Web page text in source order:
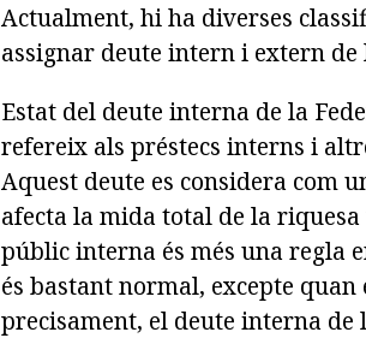
Actualment, hi ha diverses
assignar deute intern i extern de
Estat del deute interna de la
refereix als préstecs interns i
Aquest deute es considera com
afecta la mida total de la
públic interna és més una regla
és bastant normal, excepte
precisament, el deute interna de